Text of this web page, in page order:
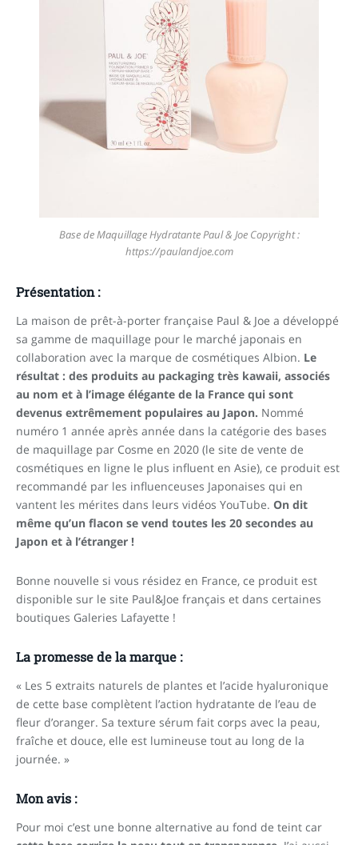
Base de Maquillage Hydratante Paul & Joe Copyright :
https://paulandjoe.com
Présentation :
La maison de prêt-à-porter française Paul & Joe a développé
sa gamme de maquillage pour le marché japonais en
collaboration avec la marque de cosmétiques Albion. Le
résultat : des produits au packaging très kawaii, associés
au nom et à l’image élégante de la France qui sont
devenus extrêmement populaires au Japon. Nommé
numéro 1 année après année dans la catégorie des bases
de maquillage par Cosme en 2020 (le site de vente de
cosmétiques en ligne le plus influent en Asie), ce produit est
recommandé par les influenceuses Japonaises qui en
vantent les mérites dans leurs vidéos YouTube. On dit
même qu’un flacon se vend toutes les 20 secondes au
Japon et à l’étranger !
Bonne nouvelle si vous résidez en France, ce produit est
disponible sur le site Paul&Joe français et dans certaines
boutiques Galeries Lafayette !
La promesse de la marque :
« Les 5 extraits naturels de plantes et l’acide hyaluronique
de cette base complètent l’action hydratante de l’eau de
fleur d’oranger. Sa texture sérum fait corps avec la peau,
fraîche et douce, elle est lumineuse tout au long de la
journée. »
Mon avis :
Pour moi c’est une bonne alternative au fond de teint car